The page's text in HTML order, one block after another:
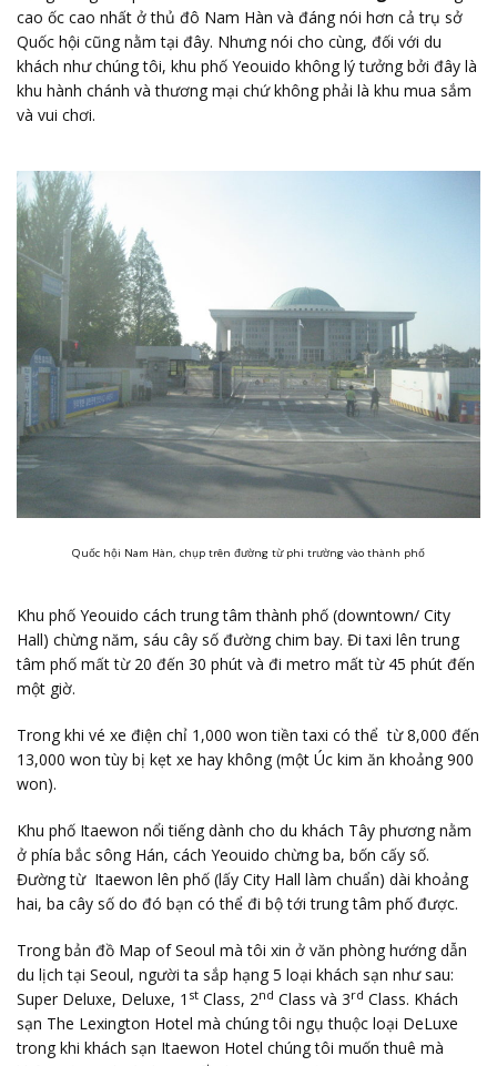
cao ốc cao nhất ở thủ đô Nam Hàn và đáng nói hơn cả trụ sở
Quốc hội cũng nằm tại đây. Nhưng nói cho cùng, đối với du
khách như chúng tôi, khu phố Yeouido không lý tưởng bởi đây là
khu hành chánh và thương mại chứ không phải là khu mua sắm
và vui chơi.
Quốc hội Nam Hàn, chụp trên đường từ phi trường vào thành phố
Khu phố Yeouido cách trung tâm thành phố (downtown/ City
Hall) chừng năm, sáu cây số đường chim bay. Đi taxi lên trung
tâm phố mất từ 20 đến 30 phút và đi metro mất từ 45 phút đến
một giờ.
Trong khi vé xe điện chỉ 1,000 won tiền taxi có thể từ 8,000 đến
13,000 won tùy bị kẹt xe hay không (một Úc kim ăn khoảng 900
won).
Khu phố Itaewon nổi tiếng dành cho du khách Tây phương nằm
ở phía bắc sông Hán, cách Yeouido chừng ba, bốn cấy số.
Đường từ Itaewon lên phố (lấy City Hall làm chuẩn) dài khoảng
hai, ba cây số do đó bạn có thể đi bộ tới trung tâm phố được.
Trong bản đồ Map of Seoul mà tôi xin ở văn phòng hướng dẫn
du lịch tại Seoul, người ta sắp hạng 5 loại khách sạn như sau:
Super Deluxe, Deluxe, 1 st Class, 2nd Class và 3rd Class. Khách
sạn The Lexington Hotel mà chúng tôi ngụ thuộc loại DeLuxe
trong khi khách sạn Itaewon Hotel chúng tôi muốn thuê mà